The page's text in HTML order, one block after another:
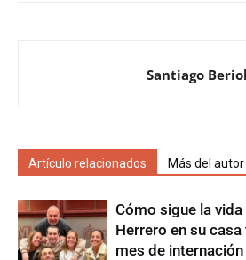
Santiago
Artículo relacionados Más del autor
Cómo sigue la
Herrero en su
mes de internación